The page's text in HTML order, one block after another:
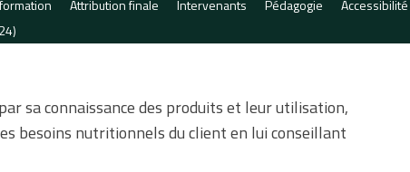
Attribution finale Intervenants Pédagogie
Accessibilité
sa connaissance des produits et leur utilisation,
besoins nutritionnels du client en lui conseillant